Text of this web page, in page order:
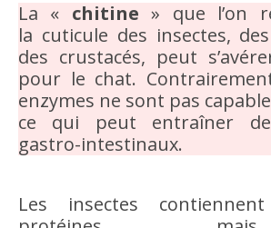
La « chitine» que l’on
la cuticule des insectes,
des crustacés, peut
pour le chat.
enzymes ne sont pas
ce qui peut entraîner
gastro-intestinaux.
Les insectes